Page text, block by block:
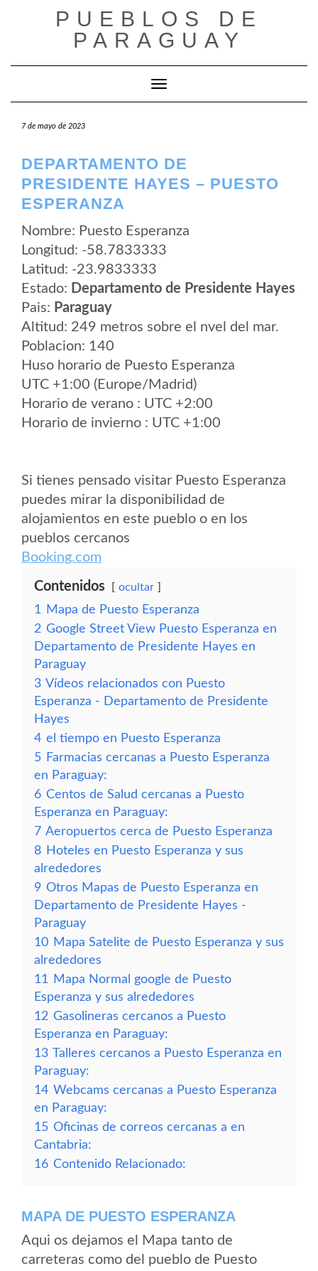
PUEBLOS DE
PARAGUAY
Cambiar modo de navegación
7 de mayo de 2023
DEPARTAMENTO DE
PRESIDENTE HAYES – PUESTO
ESPERANZA
Nombre: Puesto Esperanza
Longitud: -58.7833333
Latitud: -23.9833333
Estado: Departamento de Presidente Hayes
Pais: Paraguay
Altitud: 249 metros sobre el nvel del mar.
Poblacion: 140
Huso horario de Puesto Esperanza
UTC +1:00 (Europe/Madrid)
Horario de verano : UTC +2:00
Horario de invierno : UTC +1:00
Si tienes pensado visitar Puesto Esperanza
puedes mirar la disponibilidad de
alojamientos en este pueblo o en los
pueblos cercanos
Booking.com
Contenidos ocultar
1
Mapa de Puesto Esperanza
2 Google Street View Puesto Esperanza en
Departamento de Presidente Hayes en
Paraguay
3 Vídeos relacionados con Puesto
Esperanza - Departamento de Presidente
Hayes
4 el tiempo en Puesto Esperanza
5 Farmacias cercanas a Puesto Esperanza
en Paraguay:
6 Centos de Salud cercanas a Puesto
Esperanza en Paraguay:
7 Aeropuertos cerca de Puesto Esperanza
8 Hoteles en Puesto Esperanza y sus
alrededores
9 Otros Mapas de Puesto Esperanza en
Departamento de Presidente Hayes -
Paraguay
10 Mapa Satelite de Puesto Esperanza y sus
alrededores
11
Mapa Normal google de Puesto
Esperanza y sus alrededores
12 Gasolineras cercanos a Puesto
Esperanza en Paraguay:
13 Talleres cercanos a Puesto Esperanza en
Paraguay:
14 Webcams cercanas a Puesto Esperanza
en Paraguay:
15 Oficinas de correos cercanas a en
Cantabria:
16 Contenido Relacionado:
MAPA DE PUESTO ESPERANZA
Aqui os dejamos el Mapa tanto de
carreteras como del pueblo de Puesto